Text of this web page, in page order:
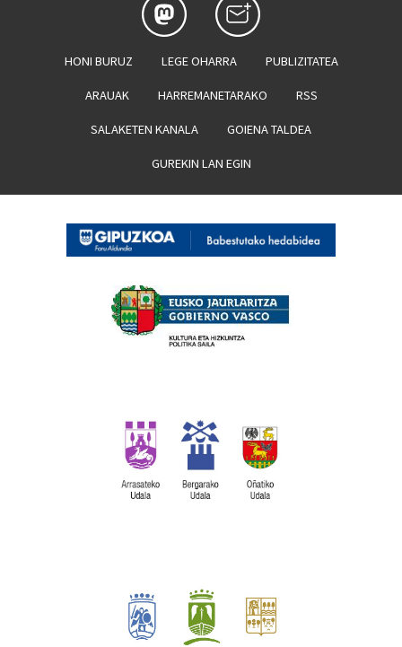
HONI BURUZ LEGE OHARRA PUBLIZITATEA
ARAUAK HARREMANETARAKO RSS
SALAKETEN KANALA GOIENA TALDEA
GUREKIN LAN EGIN